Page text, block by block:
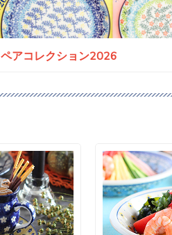
ペアコレクション2026